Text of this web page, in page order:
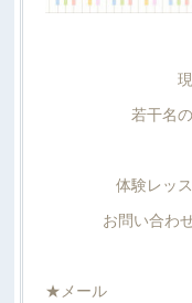
若干名
体験レッ
お問い合わ
★メール